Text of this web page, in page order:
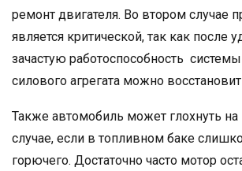
ремонт двигателя. Во втором случае
является критической, так как после
зачастую работоспособность
силового агрегата можно
Также автомобиль может глохнуть
случае, если в топливном баке
горючего. Достаточно часто мотор